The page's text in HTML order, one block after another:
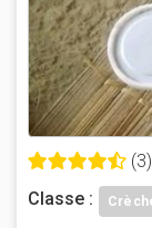
(3)
Classe :